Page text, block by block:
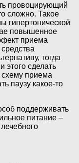
провоцирующий
сложно. Такое
гипертонической
повышенное
приема
тогда
этого сделать
схему приема
паузу какое-то
поддерживать
питание –